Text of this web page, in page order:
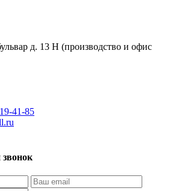
д. 13 Н (производство и офис
41-85
звонок